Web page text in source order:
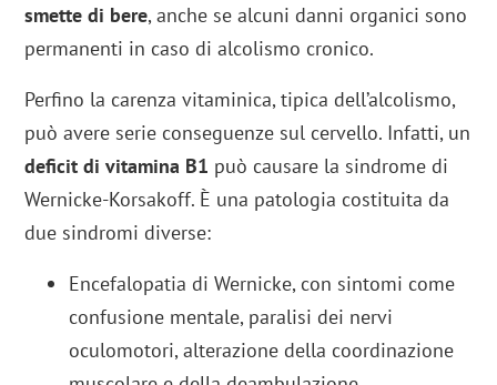
smette di bere, anche se alcuni danni organici sono
permanenti in caso di alcolismo cronico.
Perfino la carenza vitaminica, tipica dell’alcolismo,
può avere serie conseguenze sul cervello. Infatti, un
deficit di vitamina B1 può causare la sindrome di
Wernicke-Korsakoff. È una patologia costituita da
due sindromi diverse:
Encefalopatia di Wernicke, con sintomi come
confusione mentale, paralisi dei nervi
oculomotori, alterazione della coordinazione